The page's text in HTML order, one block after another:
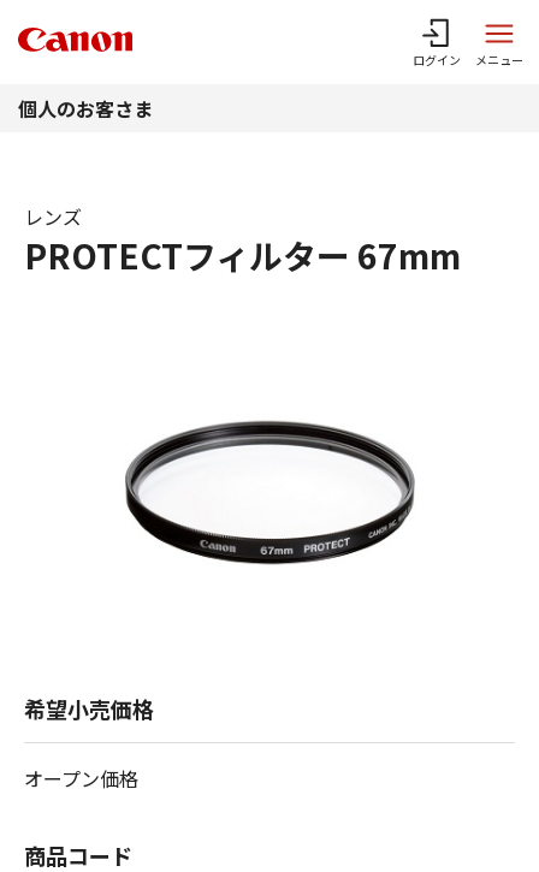
ログイン メニュー
個人のお客さま
PROTECTフィルター 67mm
レンズ
希望小売価格
オープン価格
商品コード